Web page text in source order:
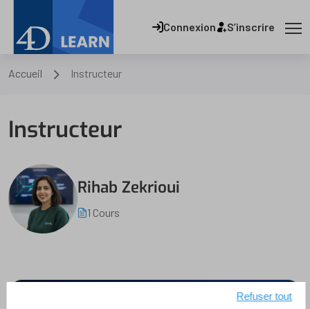
Connexion S’inscrire
Accueil Instructeur
Instructeur
Rihab Zekrioui
1 Cours
Refuser tout